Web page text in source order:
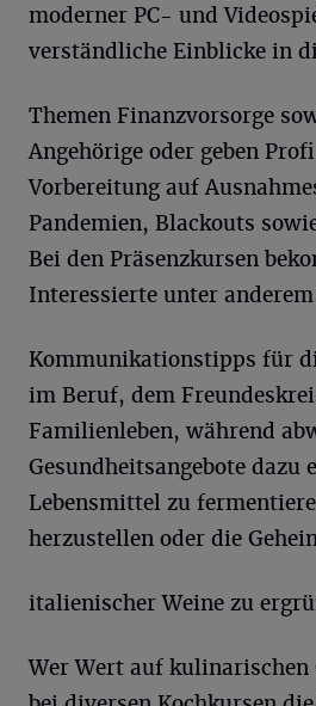
moderner PC- und
verständliche Einblicke in
Themen Finanzvorsorge
Angehörige oder geben
Vorbereitung auf
Pandemien, Blackouts
Bei den Präsenzkursen
Interessierte unter
Kommunikationstipps für
im Beruf, dem
Familienleben, während
Gesundheitsangebote dazu
Lebensmittel zu
herzustellen oder die
italienischer Weine zu
Wer Wert auf kulinarischen